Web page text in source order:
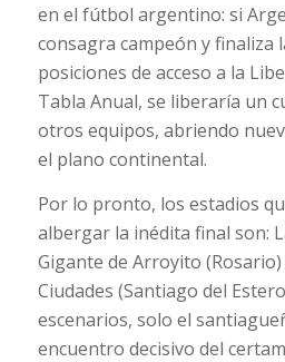
en el fútbol argentino: si
consagra campeón y finaliza
posiciones de acceso a la
Tabla Anual, se liberaría un
otros equipos, abriendo
el plano continental.
Por lo pronto, los estadios
albergar la inédita final son:
Gigante de Arroyito
Ciudades (Santiago del
escenarios, solo el
encuentro decisivo del